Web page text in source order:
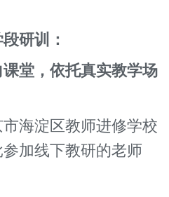
研训：
堂，依托真实教学场
海淀区教师进修学校
加线下教研的老师